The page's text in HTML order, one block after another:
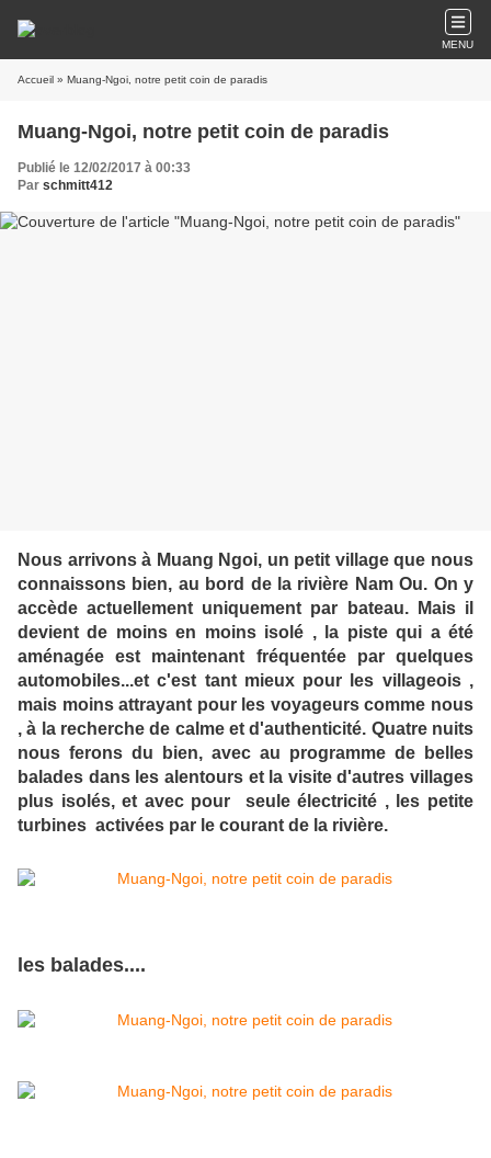
MENU
Accueil » Muang-Ngoi, notre petit coin de paradis
Muang-Ngoi, notre petit coin de paradis
Publié le 12/02/2017 à 00:33
Par schmitt412
Nous arrivons à Muang Ngoi, un petit village que nous
connaissons bien, au bord de la rivière Nam Ou. On y
accède actuellement uniquement par bateau. Mais il
devient de moins en moins isolé , la piste qui a été
aménagée est maintenant fréquentée par quelques
automobiles...et c'est tant mieux pour les villageois ,
mais moins attrayant pour les voyageurs comme nous
, à la recherche de calme et d'authenticité. Quatre nuits
nous ferons du bien, avec au programme de belles
balades dans les alentours et la visite d'autres villages
plus isolés, et avec pour seule électricité , les petite
turbines activées par le courant de la rivière.
les balades....